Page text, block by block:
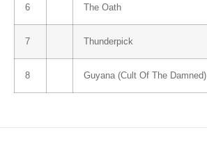
6 The Oath
7 Thunderpick
8 Guyana (Cult Of The Damned)